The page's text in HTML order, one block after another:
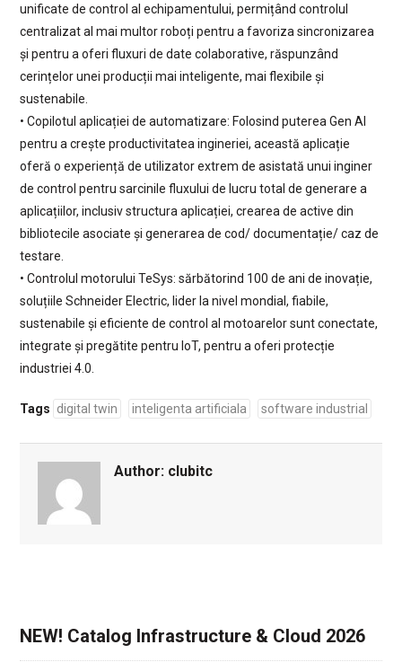
unificate de control al echipamentului, permițând controlul
centralizat al mai multor roboți pentru a favoriza sincronizarea
și pentru a oferi fluxuri de date colaborative, răspunzând
cerințelor unei producții mai inteligente, mai flexibile și
sustenabile.
• Copilotul aplicației de automatizare: Folosind puterea Gen AI
pentru a crește productivitatea ingineriei, această aplicație
oferă o experiență de utilizator extrem de asistată unui inginer
de control pentru sarcinile fluxului de lucru total de generare a
aplicațiilor, inclusiv structura aplicației, crearea de active din
bibliotecile asociate și generarea de cod/ documentație/ caz de
testare.
• Controlul motorului TeSys: sărbătorind 100 de ani de inovație,
soluțiile Schneider Electric, lider la nivel mondial, fiabile,
sustenabile și eficiente de control al motoarelor sunt conectate,
integrate și pregătite pentru IoT, pentru a oferi protecție
industriei 4.0.
Tags digital twin inteligenta artificiala software industrial
Author: clubitc
NEW! Catalog Infrastructure & Cloud 2026